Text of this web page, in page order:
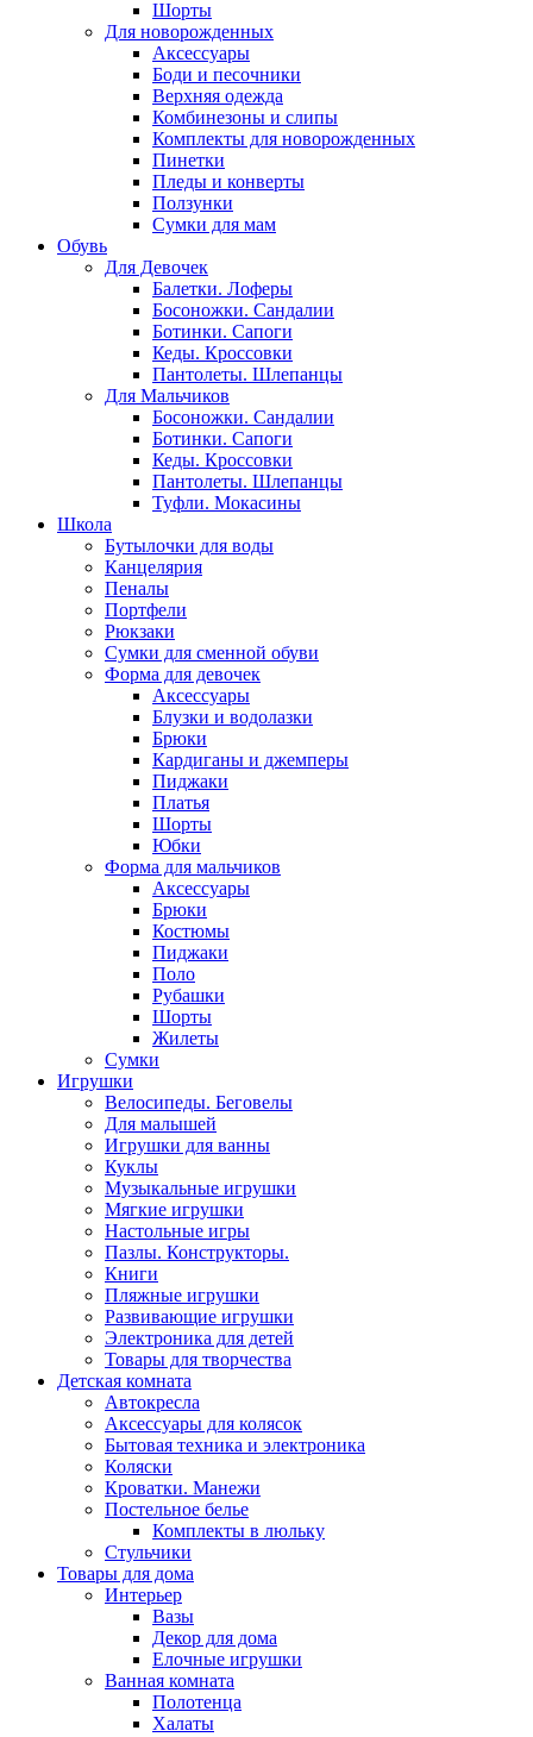
Шорты
Для новорожденных
Аксессуары
Боди и песочники
Верхняя одежда
Комбинезоны и слипы
Комплекты для новорожденных
Пинетки
Пледы и конверты
Ползунки
Сумки для мам
Обувь
Для Девочек
Балетки. Лоферы
Босоножки. Сандалии
Ботинки. Сапоги
Кеды. Кроссовки
Пантолеты. Шлепанцы
Для Мальчиков
Босоножки. Сандалии
Ботинки. Сапоги
Кеды. Кроссовки
Пантолеты. Шлепанцы
Туфли. Мокасины
Школа
Бутылочки для воды
Канцелярия
Пеналы
Портфели
Рюкзаки
Сумки для сменной обуви
Форма для девочек
Аксессуары
Блузки и водолазки
Брюки
Кардиганы и джемперы
Пиджаки
Платья
Шорты
Юбки
Форма для мальчиков
Аксессуары
Брюки
Костюмы
Пиджаки
Поло
Рубашки
Шорты
Жилеты
Сумки
Игрушки
Велосипеды. Беговелы
Для малышей
Игрушки для ванны
Куклы
Музыкальные игрушки
Мягкие игрушки
Настольные игры
Пазлы. Конструкторы.
Книги
Пляжные игрушки
Развивающие игрушки
Электроника для детей
Товары для творчества
Детская комната
Автокресла
Аксессуары для колясок
Бытовая техника и электроника
Коляски
Кроватки. Манежи
Постельное белье
Комплекты в люльку
Стульчики
Товары для дома
Интерьер
Вазы
Декор для дома
Елочные игрушки
Ванная комната
Полотенца
Халаты